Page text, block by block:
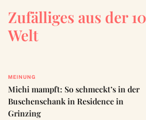
Zufälliges aus der
Welt
MEINUNG
Michi mampft: So schmeckt’s in der
Buschenschank in Residence in
Grinzing